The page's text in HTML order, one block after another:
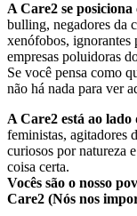
A Care2 se
bulling, negadores da
xenófobos, ignorantes
empresas poluidoras
Se você pensa como
não há nada para ver
A Care2 está ao lado
feministas, agitadores
curiosos por natureza
coisa certa.
Vocês são o nosso
Care2 (Nós nos